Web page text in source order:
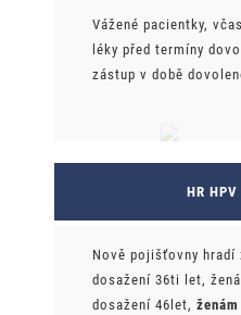
Vážené pacientky,
léky před termíny
zástup v době
HR HPV
Nově pojišťovny hradí
dosažení 36ti let,
dosažení 46let,